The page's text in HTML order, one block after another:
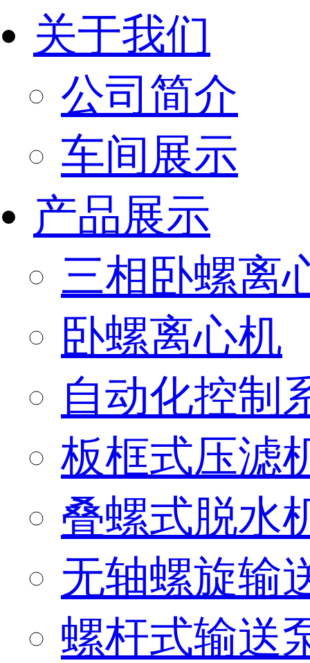
关于我们
公司简介
车间展示
产品展示
三相卧螺离
卧螺离心机
自动化控制
板框式压滤
叠螺式脱水
无轴螺旋输
螺杆式输送